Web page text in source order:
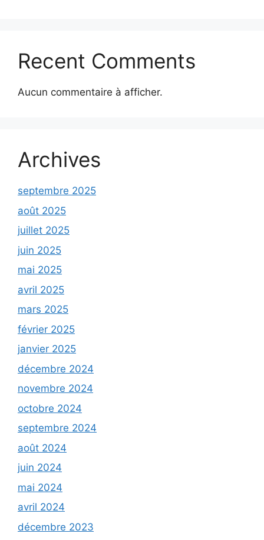
Recent Comments
Aucun commentaire à afficher.
Archives
septembre 2025
août 2025
juillet 2025
juin 2025
mai 2025
avril 2025
mars 2025
février 2025
janvier 2025
décembre 2024
novembre 2024
octobre 2024
septembre 2024
août 2024
juin 2024
mai 2024
avril 2024
décembre 2023